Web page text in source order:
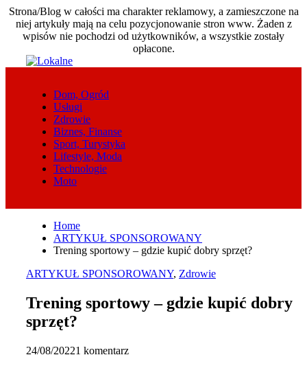
Strona/Blog w całości ma charakter reklamowy, a zamieszczone na
niej artykuły mają na celu pozycjonowanie stron www. Żaden z
wpisów nie pochodzi od użytkowników, a wszystkie zostały
opłacone.
Dom, Ogród
Usługi
Zdrowie
Biznes, Finanse
Sport, Turystyka
Lifestyle, Moda
Technologie
Moto
Home
ARTYKUŁ SPONSOROWANY
Trening sportowy – gdzie kupić dobry sprzęt?
ARTYKUŁ SPONSOROWANY, Zdrowie
Trening sportowy – gdzie kupić dobry
sprzęt?
24/08/20221 komentarz